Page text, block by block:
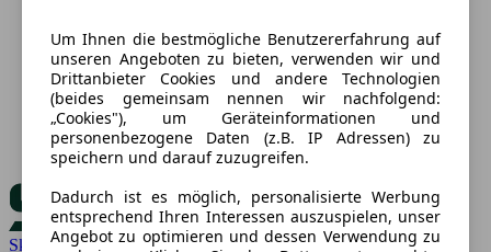
Skoda
Um Ihnen die bestmögliche Benutzererfahrung auf
unseren Angeboten zu bieten, verwenden wir und
Drittanbieter Cookies und andere Technologien
(beides gemeinsam nennen wir nachfolgend:
„Cookies"), um Geräteinformationen und
personenbezogene Daten (z.B. IP Adressen) zu
speichern und darauf zuzugreifen.
Dadurch ist es möglich, personalisierte Werbung
entsprechend Ihren Interessen auszuspielen, unser
Angebot zu optimieren und dessen Verwendung zu